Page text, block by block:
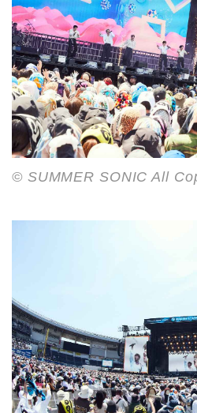
© SUMMER SONIC All